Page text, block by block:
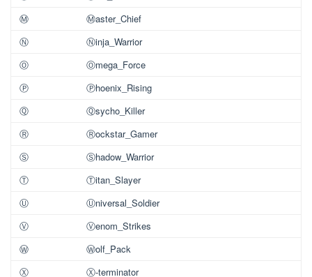
Ⓜ
Ⓜaster_Chief
Ⓝ
Ⓝinja_Warrior
Ⓞ
Ⓞmega_Force
Ⓟ
Ⓟhoenix_Rising
Ⓠ
Ⓠsycho_Killer
Ⓡ
Ⓡockstar_Gamer
Ⓢ
Ⓢhadow_Warrior
Ⓣ
Ⓣitan_Slayer
Ⓤ
Ⓤniversal_Soldier
Ⓥ
Ⓥenom_Strikes
Ⓦ
Ⓦolf_Pack
Ⓧ
Ⓧ-terminator